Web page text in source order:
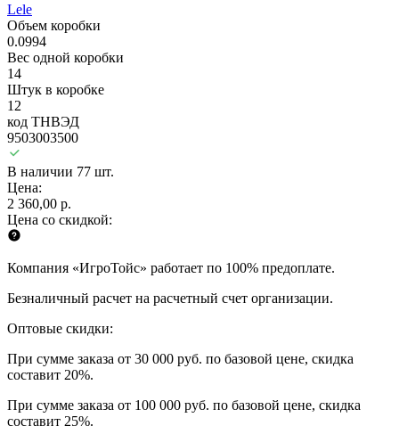
Lele
Объем коробки
0.0994
Вес одной коробки
14
Штук в коробке
12
код ТНВЭД
9503003500
В наличии 77 шт.
Цена:
2 360,00 р.
Цена со скидкой:
Компания «ИгроТойс» работает по 100% предоплате.
Безналичный расчет на расчетный счет организации.
Оптовые скидки:
При сумме заказа от 30 000 руб. по базовой цене, скидка
составит 20%.
При сумме заказа от 100 000 руб. по базовой цене, скидка
составит 25%.